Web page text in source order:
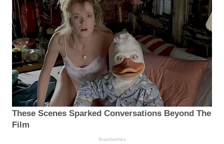
These Scenes Sparked Conversations Beyond The
Film
Brainberries